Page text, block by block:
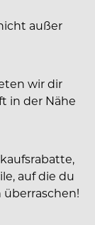
außer
wir dir
in der Nähe
auf die du
überraschen!